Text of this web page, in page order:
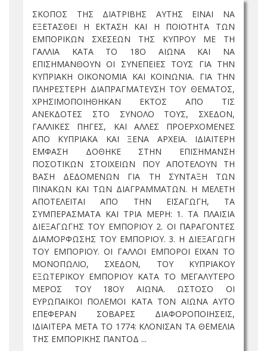
ΣΚΟΠΟΣ ΤΗΣ ΔΙΑΤΡΙΒΗΣ ΑΥΤΗΣ ΕΙΝΑΙ ΝΑ
ΕΞΕΤΑΣΘΕΙ Η ΕΚΤΑΣΗ ΚΑΙ Η ΠΟΙΟΤΗΤΑ ΤΩΝ
ΕΜΠΟΡΙΚΩΝ ΣΧΕΣΕΩΝ ΤΗΣ ΚΥΠΡΟΥ ΜΕ ΤΗ
ΓΑΛΛΙΑ ΚΑΤΑ ΤΟ 18Ο ΑΙΩΝΑ ΚΑΙ ΝΑ
ΕΠΙΣΗΜΑΝΘΟΥΝ ΟΙ ΣΥΝΕΠΕΙΕΣ ΤΟΥΣ ΓΙΑ ΤΗΝ
ΚΥΠΡΙΑΚΗ ΟΙΚΟΝΟΜΙΑ ΚΑΙ ΚΟΙΝΩΝΙΑ. ΓΙΑ ΤΗΝ
ΠΛΗΡΕΣΤΕΡΗ ΔΙΑΠΡΑΓΜΑΤΕΥΣΗ ΤΟΥ ΘΕΜΑΤΟΣ,
ΧΡΗΣΙΜΟΠΟΙΗΘΗΚΑΝ ΕΚΤΟΣ ΑΠΟ ΤΙΣ
ΑΝΕΚΔΟΤΕΣ ΣΤΟ ΣΥΝΟΛΟ ΤΟΥΣ, ΣΧΕΔΟΝ,
ΓΑΛΛΙΚΕΣ ΠΗΓΕΣ, ΚΑΙ ΑΛΛΕΣ ΠΡΟΕΡΧΟΜΕΝΕΣ
ΑΠΟ ΚΥΠΡΙΑΚΑ ΚΑΙ ΞΕΝΑ ΑΡΧΕΙΑ. ΙΔΙΑΙΤΕΡΗ
ΕΜΦΑΣΗ ΔΟΘΗΚΕ ΣΤΗΝ ΕΠΙΣΗΜΑΝΣΗ
ΠΟΣΟΤΙΚΩΝ ΣΤΟΙΧΕΙΩΝ ΠΟΥ ΑΠΟΤΕΛΟΥΝ ΤΗ
ΒΑΣΗ ΔΕΔΟΜΕΝΩΝ ΓΙΑ ΤΗ ΣΥΝΤΑΞΗ ΤΩΝ
ΠΙΝΑΚΩΝ ΚΑΙ ΤΩΝ ΔΙΑΓΡΑΜΜΑΤΩΝ. Η ΜΕΛΕΤΗ
ΑΠΟΤΕΛΕΙΤΑΙ ΑΠΟ ΤΗΝ ΕΙΣΑΓΩΓΗ, ΤΑ
ΣΥΜΠΕΡΑΣΜΑΤΑ ΚΑΙ ΤΡΙΑ ΜΕΡΗ: 1. ΤΑ ΠΛΑΙΣΙΑ
ΔΙΕΞΑΓΩΓΗΣ ΤΟΥ ΕΜΠΟΡΙΟΥ 2. ΟΙ ΠΑΡΑΓΟΝΤΕΣ
ΔΙΑΜΟΡΦΩΣΗΣ ΤΟΥ ΕΜΠΟΡΙΟΥ. 3. Η ΔΙΕΞΑΓΩΓΗ
ΤΟΥ ΕΜΠΟΡΙΟΥ. ΟΙ ΓΑΛΛΟΙ ΕΜΠΟΡΟΙ ΕΙΧΑΝ ΤΟ
ΜΟΝΟΠΩΛΙΟ, ΣΧΕΔΟΝ, ΤΟΥ ΚΥΠΡΙΑΚΟΥ
ΕΞΩΤΕΡΙΚΟΥ ΕΜΠΟΡΙΟΥ ΚΑΤΑ ΤΟ ΜΕΓΑΛΥΤΕΡΟ
ΜΕΡΟΣ ΤΟΥ 18ΟΥ ΑΙΩΝΑ. ΩΣΤΟΣΟ ΟΙ
ΕΥΡΩΠΑΙΚΟΙ ΠΟΛΕΜΟΙ ΚΑΤΑ ΤΟΝ ΑΙΩΝΑ ΑΥΤΟ
ΕΠΕΦΕΡΑΝ ΣΟΒΑΡΕΣ ΔΙΑΦΟΡΟΠΟΙΗΣΕΙΣ,
ΙΔΙΑΙΤΕΡΑ ΜΕΤΑ ΤΟ 1774: ΚΛΟΝΙΣΑΝ ΤΑ ΘΕΜΕΛΙΑ
ΤΗΣ ΕΜΠΟΡΙΚΗΣ ΠΑΝΤΟΔ ...